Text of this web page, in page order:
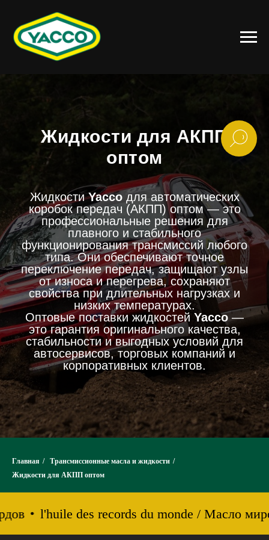
Жидкости для АКПП
оптом
ЖидкостиYaccoдля автоматических
коробок передач (АКПП) оптом — это
профессиональные решения для
плавного и стабильного
функционирования трансмиссий любого
типа. Они обеспечивают точное
переключение передач, защищают узлы
от износа и перегрева, сохраняют
свойства при длительных нагрузках и
низких температурах.
Оптовые поставки жидкостей Yacco —
это гарантия оригинального качества,
стабильности и выгодных условий для
автосервисов, торговых компаний и
корпоративных клиентов.
Главная / Трансмиссионные масла и жидкости /
Жидкости для АКПП оптом
l'huile des records du monde / Масло